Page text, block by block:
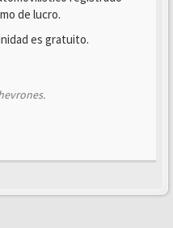
de lucro.
es gratuito.